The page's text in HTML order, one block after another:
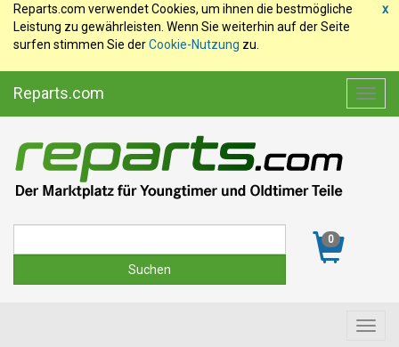
x
Reparts.com verwendet Cookies, um ihnen die bestmögliche
Leistung zu gewährleisten. Wenn Sie weiterhin auf der Seite
surfen stimmen Sie derCookie-Nutzung zu.
Reparts.com
0